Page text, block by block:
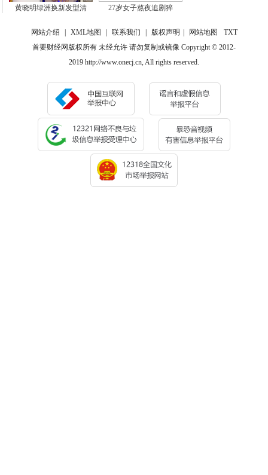
黄晓明绿洲换新发型清 27岁女子熬夜追剧猝
网站介绍 XML地图 联系我们 版权声明 网站地图
TXT
首要财经网版权所有 未经允许 请勿复制或镜像 Copyright © 2012-
2019 http://www.onecj.cn, All rights reserved.